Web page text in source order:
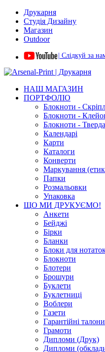
Друкарня
Студія Дизайну
Магазин
Outdoor
| Слідкуй за
НАШ МАГАЗИН
ПОРТФОЛІО
Блокноти -
Блокноти -
Блокноти -
Календарі
Карти
Каталоги
Конверти
Маркування
Папки
Розмальовки
Упаковка
ЩО МИ ДРУКУЄМО!
Анкети
Бейджі
Бірки
Бланки
Блоки для
Блокноти
Блотери
Брошури
Буклети
Буклетниці
Воблери
Газети
Гарантійні талони
Грамоти
Дипломи (Друк)
Дипломи